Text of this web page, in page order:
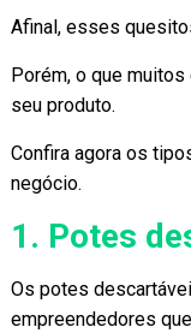
Afinal, esses
Porém, o que
seu produto.
Confira agora os
negócio.
1. Potes
Os potes
empreendedores